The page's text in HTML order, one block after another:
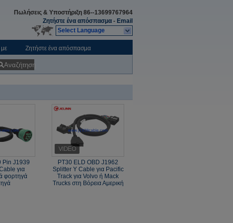
Πωλήσεις & Υποστήριξη 86--13699767964
Ζητήστε ένα απόσπασμα - Email
Select Language
Ζητήστε ένα απόσπασμα
Αναζήτηση
Pin J1939
για
φορτηγά
PT30 ELD OBD J1962
Splitter Y Cable για Pacific
Track για Volvo ή Mack
Trucks στη Βόρεια Αμερική